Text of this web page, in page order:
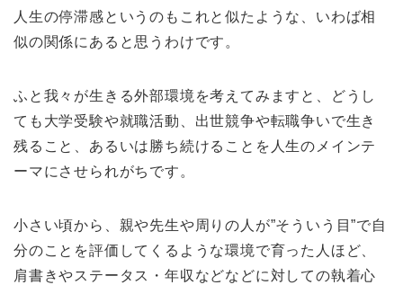
人生の停滞感というのもこれと似たような、いわば相
似の関係にあると思うわけです。
ふと我々が生きる外部環境を考えてみますと、どうし
ても大学受験や就職活動、出世競争や転職争いで生き
残ること、あるいは勝ち続けることを人生のメインテ
ーマにさせられがちです。
小さい頃から、親や先生や周りの人が”そういう目”で自
分のことを評価してくるような環境で育った人ほど、
肩書きやステータス・年収などなどに対しての執着心